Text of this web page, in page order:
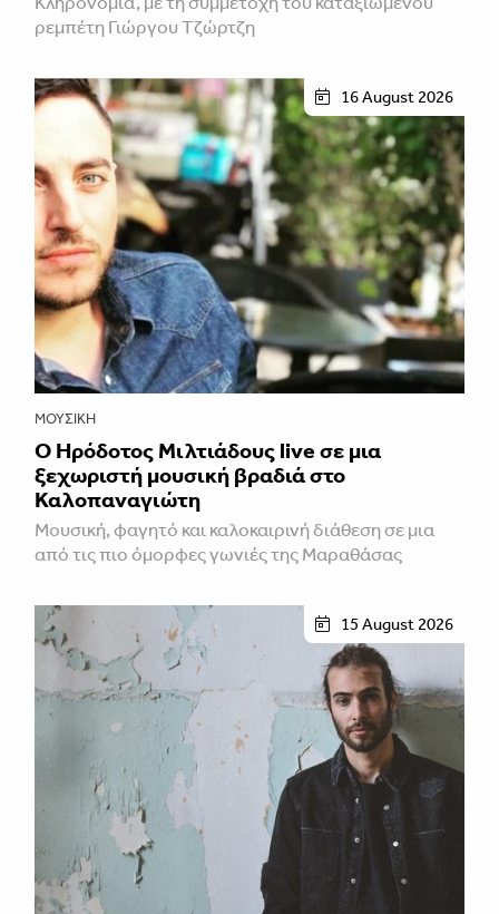
ρεμπέτη Γιώργου Τζώρτζη
16 August 2026
ΜΟΥΣΙΚΉ
Ο Ηρόδοτος Μιλτιάδους live σε μια
ξεχωριστή μουσική βραδιά στο
Καλοπαναγιώτη
Μουσική, φαγητό και καλοκαιρινή διάθεση σε μια
από τις πιο όμορφες γωνιές της Μαραθάσας
15 August 2026